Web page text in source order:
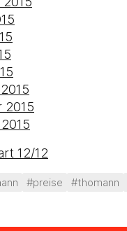
2015
12/12
#preise #thomann